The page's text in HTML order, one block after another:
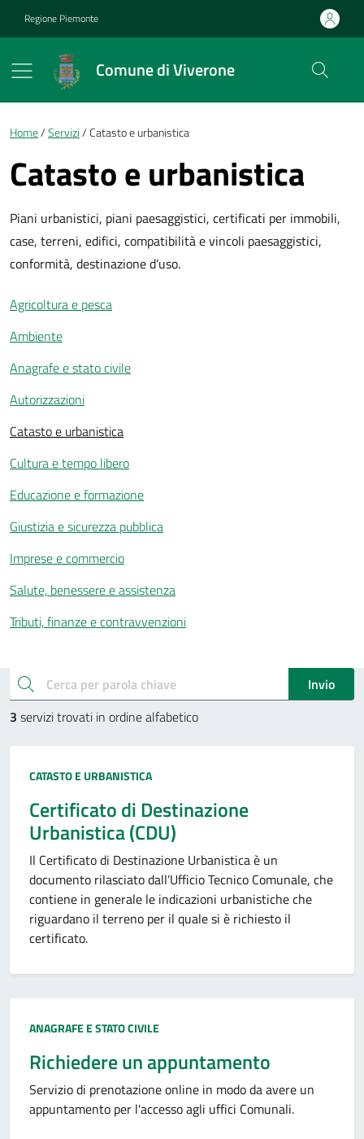
Regione Piemonte
Comune di Viverone
Briciole di pane
Home Servizi Catasto e urbanistica
Catasto e urbanistica
Piani urbanistici, piani paesaggistici, certificati per immobili,
case, terreni, edifici, compatibilità e vincoli paesaggistici,
conformità, destinazione d’uso.
Agricoltura e pesca
Ambiente
Anagrafe e stato civile
Autorizzazioni
Catasto e urbanistica
Cultura e tempo libero
Educazione e formazione
Giustizia e sicurezza pubblica
Imprese e commercio
Salute, benessere e assistenza
Tributi, finanze e contravvenzioni
Esplora tutti i servizi
cerca
Invio
3 servizi trovati in ordine alfabetico
Categoria:
CATASTO E URBANISTICA
Certificato di Destinazione
Urbanistica (CDU)
Il Certificato di Destinazione Urbanistica è un
documento rilasciato dall’Ufficio Tecnico Comunale, che
contiene in generale le indicazioni urbanistiche che
riguardano il terreno per il quale si è richiesto il
certificato.
Categoria:
ANAGRAFE E STATO CIVILE
Richiedere un appuntamento
Servizio di prenotazione online in modo da avere un
appuntamento per l'accesso agli uffici Comunali.